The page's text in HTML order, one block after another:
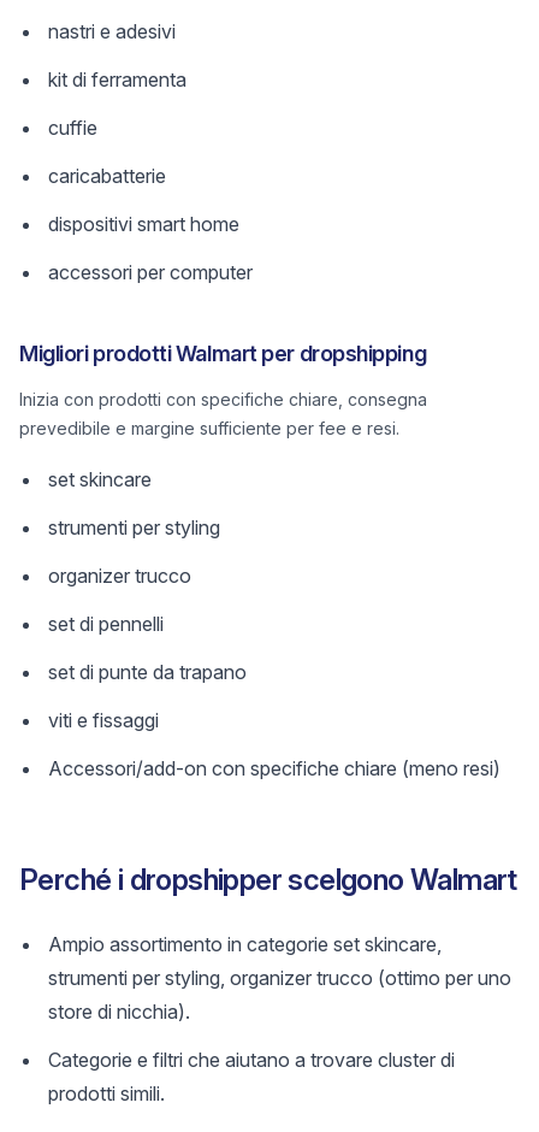
nastri e adesivi
kit di ferramenta
cuffie
caricabatterie
dispositivi smart home
accessori per computer
Migliori prodotti Walmart per dropshipping
Inizia con prodotti con specifiche chiare, consegna
prevedibile e margine sufficiente per fee e resi.
set skincare
strumenti per styling
organizer trucco
set di pennelli
set di punte da trapano
viti e fissaggi
Accessori/add-on con specifiche chiare (meno resi)
Perché i dropshipper scelgono Walmart
Ampio assortimento in categorie set skincare,
strumenti per styling, organizer trucco (ottimo per uno
store di nicchia).
Categorie e filtri che aiutano a trovare cluster di
prodotti simili.